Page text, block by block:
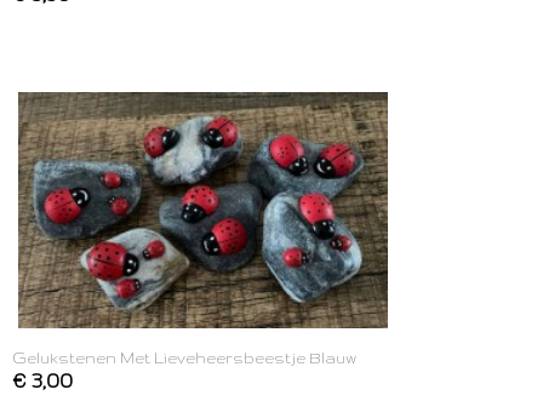
Gelukstenen Met Lieveheersbeestje Blauw
€ 3,00